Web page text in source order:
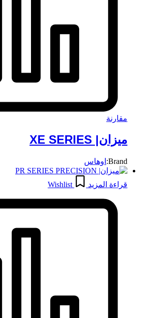
مقارنة
ميزان| XE SERIES
Brand: اوهاس
قراءة المزيد Wishlist